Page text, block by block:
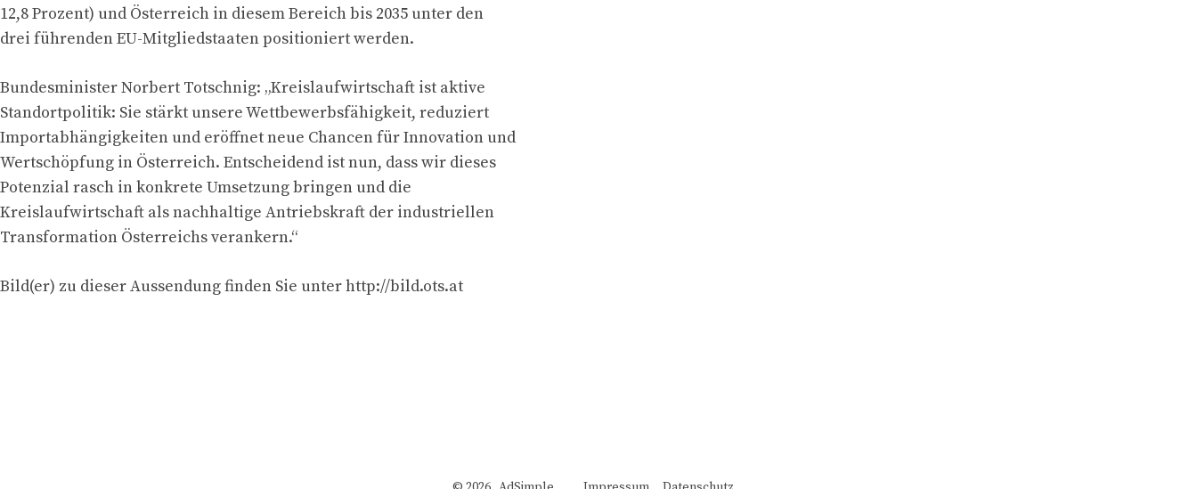
12,8 Prozent) und Österreich in diesem Bereich bis 2035 unter den
drei führenden EU-Mitgliedstaaten positioniert werden.
Bundesminister Norbert Totschnig: „Kreislaufwirtschaft ist aktive
Standortpolitik: Sie stärkt unsere Wettbewerbsfähigkeit, reduziert
Importabhängigkeiten und eröffnet neue Chancen für Innovation und
Wertschöpfung in Österreich. Entscheidend ist nun, dass wir dieses
Potenzial rasch in konkrete Umsetzung bringen und die
Kreislaufwirtschaft als nachhaltige Antriebskraft der industriellen
Transformation Österreichs verankern.“
Bild(er) zu dieser Aussendung finden Sie unter http://bild.ots.at